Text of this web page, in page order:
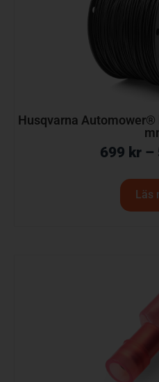
Husqvarna
699 kr –
Läs